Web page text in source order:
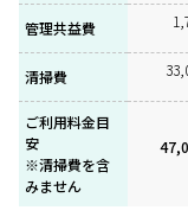
管理共益費
清掃費
ご利用料金目
安
※清掃費を含
みません